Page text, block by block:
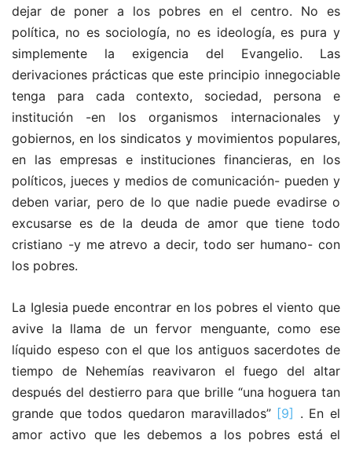
dejar de poner a los pobres en el centro. No es
política, no es sociología, no es ideología, es pura y
simplemente la exigencia del Evangelio. Las
derivaciones prácticas que este principio innegociable
tenga para cada contexto, sociedad, persona e
institución -en los organismos internacionales y
gobiernos, en los sindicatos y movimientos populares,
en las empresas e instituciones financieras, en los
políticos, jueces y medios de comunicación- pueden y
deben variar, pero de lo que nadie puede evadirse o
excusarse es de la deuda de amor que tiene todo
cristiano -y me atrevo a decir, todo ser humano- con
los pobres.
La Iglesia puede encontrar en los pobres el viento que
avive la llama de un fervor menguante, como ese
líquido espeso con el que los antiguos sacerdotes de
tiempo de Nehemías reavivaron el fuego del altar
después del destierro para que brille “una hoguera tan
grande que todos quedaron maravillados” [9] . En el
amor activo que les debemos a los pobres está el